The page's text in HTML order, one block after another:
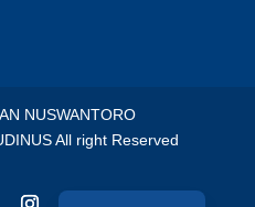
NUSWANTORO
All right Reserved